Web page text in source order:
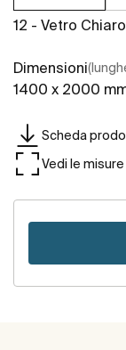
12 - Vetro
Dimensioni
1400 x 2000
Scheda
Vedi le